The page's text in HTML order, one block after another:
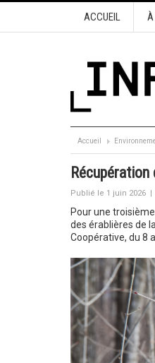
ACCUEIL À
Accueil
Publié le 1 juin 2026 |
Pour une
des érablières de
Coopérative, du 8